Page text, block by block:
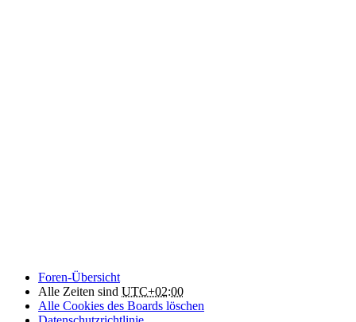
Foren-Übersicht
Alle Zeiten sind UTC+02:00
Alle Cookies des Boards löschen